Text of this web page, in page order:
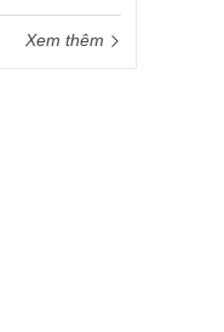
Xem thêm